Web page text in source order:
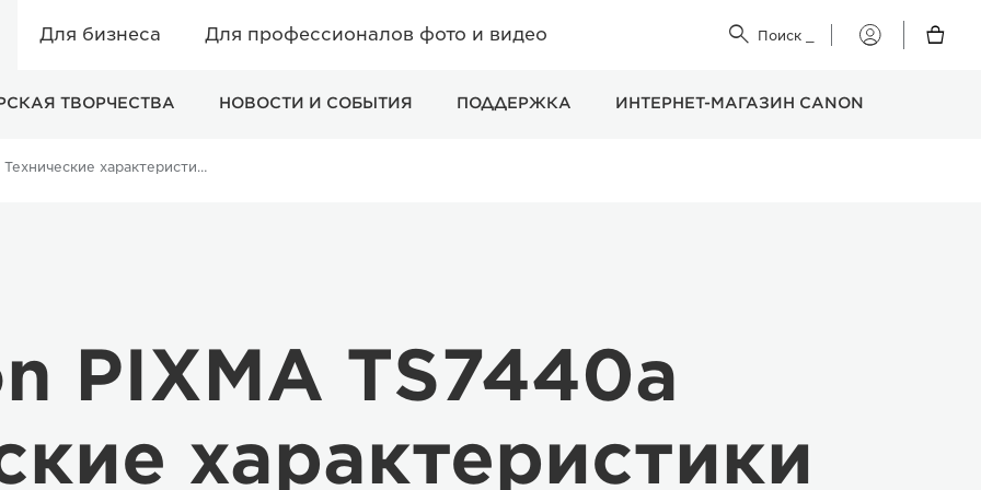
Для бизнеса Для профессионалов фото и видео  Поиск
Мой

ТВОРЧЕСТВА НОВОСТИ И СОБЫТИЯ ПОДДЕРЖКА ИНТЕРНЕТ-МАГАЗИН CANON
Технические характеристики и функции - Принтер Canon PIXMA TS7440a
PIXMA TS7440a
характеристики